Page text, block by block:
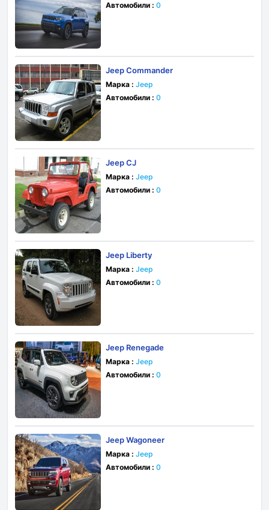
Автомобили : 0
Jeep Commander
Марка : Jeep
Автомобили : 0
Jeep CJ
Марка : Jeep
Автомобили : 0
Jeep Liberty
Марка : Jeep
Автомобили : 0
Jeep Renegade
Марка : Jeep
Автомобили : 0
Jeep Wagoneer
Марка : Jeep
Автомобили : 0